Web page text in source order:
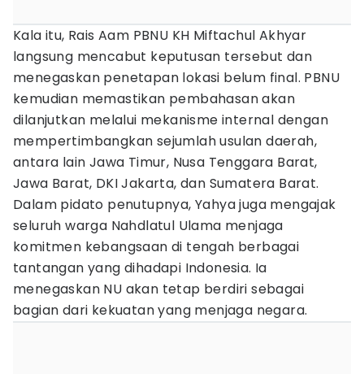
Kala itu, Rais Aam PBNU KH Miftachul Akhyar
langsung mencabut keputusan tersebut dan
menegaskan penetapan lokasi belum final. PBNU
kemudian memastikan pembahasan akan
dilanjutkan melalui mekanisme internal dengan
mempertimbangkan sejumlah usulan daerah,
antara lain Jawa Timur, Nusa Tenggara Barat,
Jawa Barat, DKI Jakarta, dan Sumatera Barat.
Dalam pidato penutupnya, Yahya juga mengajak
seluruh warga Nahdlatul Ulama menjaga
komitmen kebangsaan di tengah berbagai
tantangan yang dihadapi Indonesia. Ia
menegaskan NU akan tetap berdiri sebagai
bagian dari kekuatan yang menjaga negara.